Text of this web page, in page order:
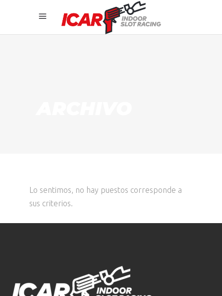
Lo sentimos, no hay puestos corresponde a
sus criterios.